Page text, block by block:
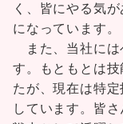
く、皆にやる気
になっています。
また、当社には
す。もともとは
たが、現在は特
しています。皆